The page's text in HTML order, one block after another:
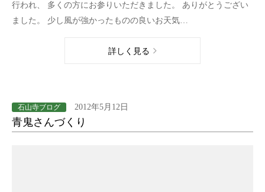
行われ、 多くの方にお参りいただきました。 ありがとうござい
ました。 少し風が強かったものの良いお天気…
詳しく見る
石山寺ブログ 2012年5月12日
青鬼さんづくり